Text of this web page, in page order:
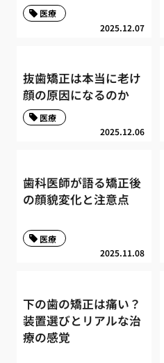
2025.12.07
医療
抜歯矯正は本当に老け
顔の原因になるのか
2025.12.06
医療
歯科医師が語る矯正後
の顔貌変化と注意点
2025.11.08
医療
下の歯の矯正は痛い？
装置選びとリアルな治
療の感覚